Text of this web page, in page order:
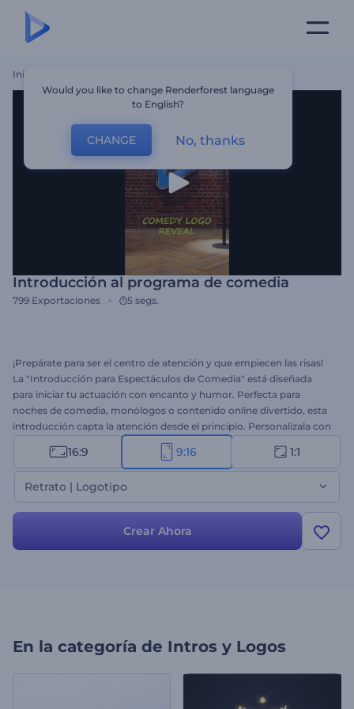
Inicio
Introducción al programa de comedia
799 Exportaciones 5 segs.
¡Prepárate para ser el centro de atención y que empiecen las risas!
La "Introducción para Espectáculos de Comedia" está diseñada
para iniciar tu actuación con encanto y humor. Perfecta para
noches de comedia, monólogos o contenido online divertido, esta
introducción capta la atención desde el principio. Personalízala con
el nombre, la fecha, el logo y el lugar de tu espectáculo, y añade
música de fondo vibrante. Ya sea en directo o en un vídeo online,
esta intro hará brillar tu comedia. ¡Créala ya!
16:9 9:16 1:1
Retrato | Logotipo
Crear Ahora
En la categoría de Intros y Logos
Would you like to change Renderforest language
to English?
CHANGE No, thanks